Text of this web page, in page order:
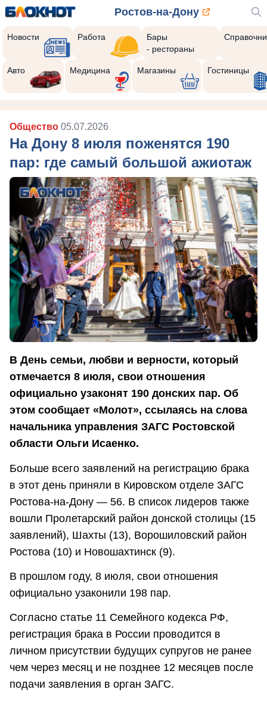
Ростов-на-Дону
Новости Работа
Бары
- рестораны
Авто Медицина Магазины Гостиницы
Общество 05.07.2026
На Дону 8 июля поженятся 190
пар: где самый большой ажиотаж
В День семьи, любви и верности, который
отмечается 8 июля, свои отношения
официально узаконят 190 донских пар. Об
этом сообщает «Молот», ссылаясь на слова
начальника управления ЗАГС Ростовской
области Ольги Исаенко.
Больше всего заявлений на регистрацию брака
в этот день приняли в Кировском отделе ЗАГС
Ростова-на-Дону — 56. В список лидеров также
вошли Пролетарский район донской столицы (15
заявлений), Шахты (13), Ворошиловский район
Ростова (10) и Новошахтинск (9).
В прошлом году, 8 июля, свои отношения
официально узаконили 198 пар.
Согласно статье 11 Семейного кодекса РФ,
регистрация брака в России проводится в
личном присутствии будущих супругов не ранее
чем через месяц и не позднее 12 месяцев после
подачи заявления в орган ЗАГС.